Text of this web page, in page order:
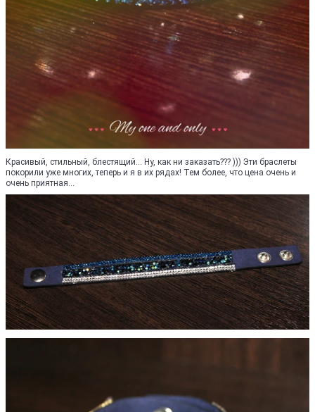
Красивый, стильный, блестящий... Ну, как ни заказать??? ))) Эти браслеты
покорили уже многих, теперь и я в их рядах! Тем более, что цена очень и
очень приятная...